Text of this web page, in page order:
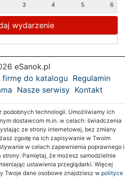
3 4 5 6
wydarzenie
eSanok.pl
firmę do katalogu Regulamin
Nasze serwisy Kontakt
podobnych technologii. Umożliwiamy ich
dostawcom m.in. w celach: świadczenia
ze strony internetowej, bez zmiany
zgodę na ich zapisywanie w Twoim
w celach zapewnienia poprawnego i
Pamiętaj, że możesz samodzielnie
ustawienia przeglądarki. Więcej
Twoje dane osobowe znajdziesz w polityce